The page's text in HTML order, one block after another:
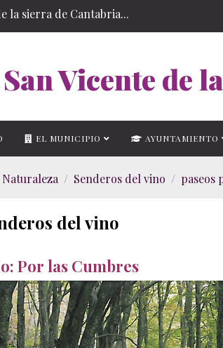
la sierra de Cantabria...
San Vicente de
EL MUNICIPIO AYUNTAMIENTO
Naturaleza Senderos del vino paseos
del vino
Por las Cumbres